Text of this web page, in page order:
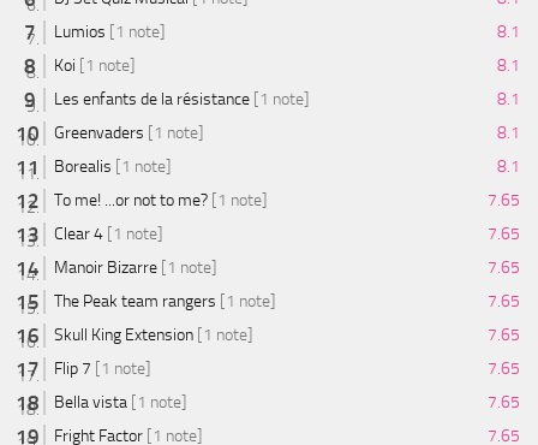
Lumios [1 note]
8.1
Koi [1 note]
8.1
Les enfants de la résistance [1 note]
8.1
Greenvaders [1 note]
8.1
Borealis [1 note]
8.1
To me! ...or not to me? [1 note]
7.65
Clear 4 [1 note]
7.65
Manoir Bizarre [1 note]
7.65
The Peak team rangers [1 note]
7.65
Skull King Extension [1 note]
7.65
Flip 7 [1 note]
7.65
Bella vista [1 note]
7.65
Fright Factor [1 note]
7.65